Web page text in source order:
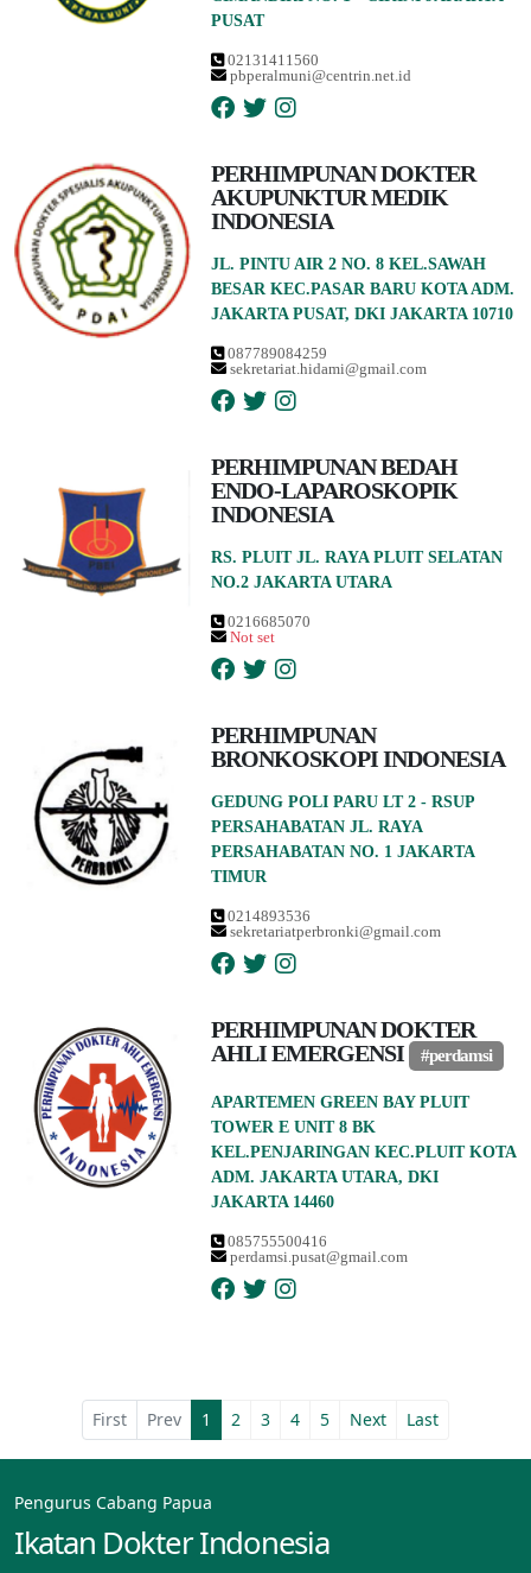
PUSAT
02131411560
pbperalmuni@centrin.net.id
PERHIMPUNAN DOKTER
AKUPUNKTUR MEDIK
INDONESIA
JL. PINTU AIR 2 NO. 8 KEL.SAWAH
BESAR KEC.PASAR BARU KOTA ADM.
JAKARTA PUSAT, DKI JAKARTA 10710
087789084259
sekretariat.hidami@gmail.com
PERHIMPUNAN BEDAH
ENDO-LAPAROSKOPIK
INDONESIA
RS. PLUIT JL. RAYA PLUIT SELATAN
NO.2 JAKARTA UTARA
0216685070
Not set
PERHIMPUNAN
BRONKOSKOPI INDONESIA
GEDUNG POLI PARU LT 2 - RSUP
PERSAHABATAN JL. RAYA
PERSAHABATAN NO. 1 JAKARTA
TIMUR
0214893536
sekretariatperbronki@gmail.com
PERHIMPUNAN DOKTER
AHLI EMERGENSI
#perdamsi
APARTEMEN GREEN BAY PLUIT
TOWER E UNIT 8 BK
KEL.PENJARINGAN KEC.PLUIT KOTA
ADM. JAKARTA UTARA, DKI
JAKARTA 14460
085755500416
perdamsi.pusat@gmail.com
First Prev 1 2 3 4 5 Next Last
Pengurus Cabang Papua
Ikatan Dokter Indonesia